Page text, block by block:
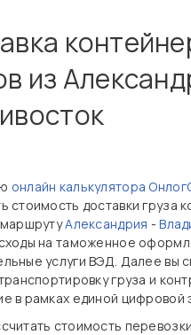
из
онлайн калькулятора
стоимость доставки груза
маршрутуАлександрия -
на таможенное
услуги ВЭД. Далее вы
груза и
в рамках единой цифровой
стоимость